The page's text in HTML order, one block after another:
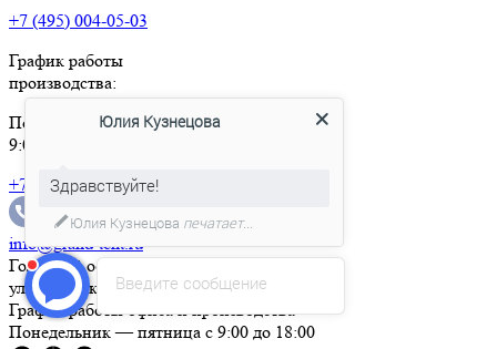
+7 (495) 004-05-03
График работы
производства:
Понедельник — пятница,
9:00 — 18:00
+7 (495) 004-05-03
info@grand-tent.ru
Головной офис
ул. Бурденко, 3, Москва
График работы офиса и производства
Понедельник — пятница с 9:00 до 18:00
Введите сообщение
Юлия Кузнецова
Здравствуйте!
Юлия Кузнецова печатает...